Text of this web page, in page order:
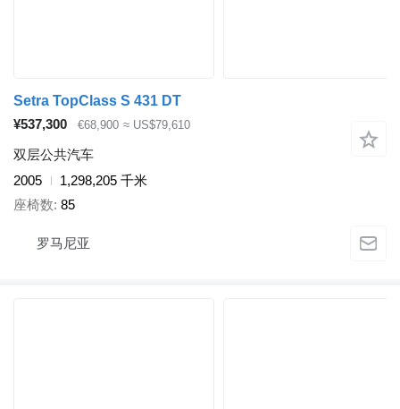
Setra TopClass S 431 DT
¥537,300
€68,900 ≈ US$79,610
双层公共汽车
2005
1,298,205 千米
座椅数 85
罗马尼亚